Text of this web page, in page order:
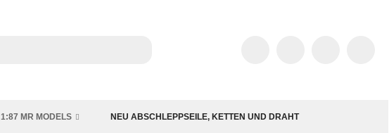
1:87 MR MODELS NEU ABSCHLEPPSEILE, KETTEN UND DRAHT